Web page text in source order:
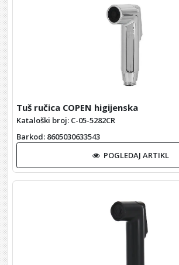
Tuš ručica COPEN higijenska
Kataloški broj: C-05-5282CR
Barkod: 8605030633543
POGLEDAJ ARTIKL